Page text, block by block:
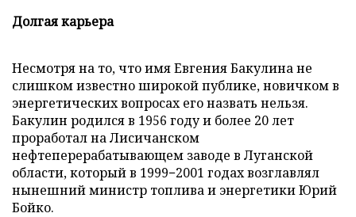
Долгая карьера
Несмотря на то, что имя Евгения Бакулина не
слишком известно широкой публике, новичком в
энергетических вопросах его назвать нельзя.
Бакулин родился в 1956 году и более 20 лет
проработал на Лисичанском
нефтеперерабатывающем заводе в Луганской
области, который в 1999−2001 годах возглавлял
нынешний министр топлива и энергетики Юрий
Бойко.